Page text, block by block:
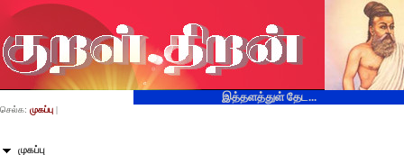
இத்தளத்துள் தேட...
முகப்பு
செல்க: முகப்பு |